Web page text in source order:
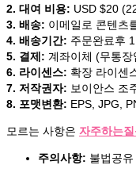
2. 대여 비용: USD $20
3. 배송: 이메일로 콘텐츠
4. 배송기간: 주문완료후
5. 결제: 계좌이체 (무통
6. 라이센스: 확장 라이센
7. 저작권자: 보이안스 조
8. 포맷변환: EPS, JPG,
모르는 사항은 자주하는
주의사항: 불법공